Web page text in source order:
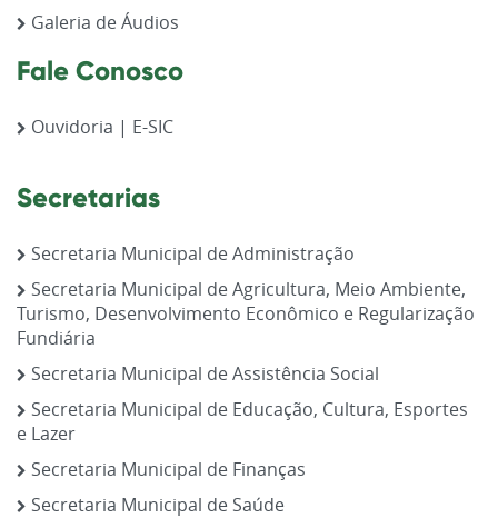
Galeria de Áudios
Fale Conosco
Ouvidoria | E-SIC
Secretarias
Secretaria Municipal de Administração
Secretaria Municipal de Agricultura, Meio Ambiente,
Turismo, Desenvolvimento Econômico e Regularização
Fundiária
Secretaria Municipal de Assistência Social
Secretaria Municipal de Educação, Cultura, Esportes
e Lazer
Secretaria Municipal de Finanças
Secretaria Municipal de Saúde